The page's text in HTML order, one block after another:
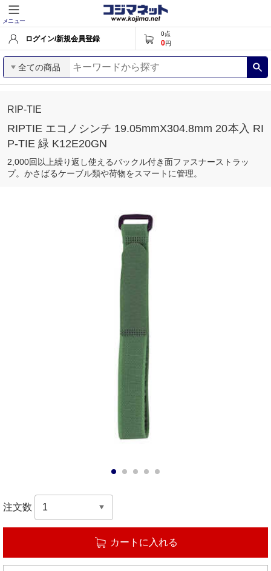
メニュー
ログイン/新規会員登録
0点
0円
全ての商品
RIP-TIE
RIPTIE エコノシンチ 19.05mmX304.8mm 20本入 RI
P-TIE 緑 K12E20GN
2,000回以上繰り返し使えるバックル付き面ファスナーストラッ
プ。かさばるケーブル類や荷物をスマートに管理。
注文数
カートに入れる